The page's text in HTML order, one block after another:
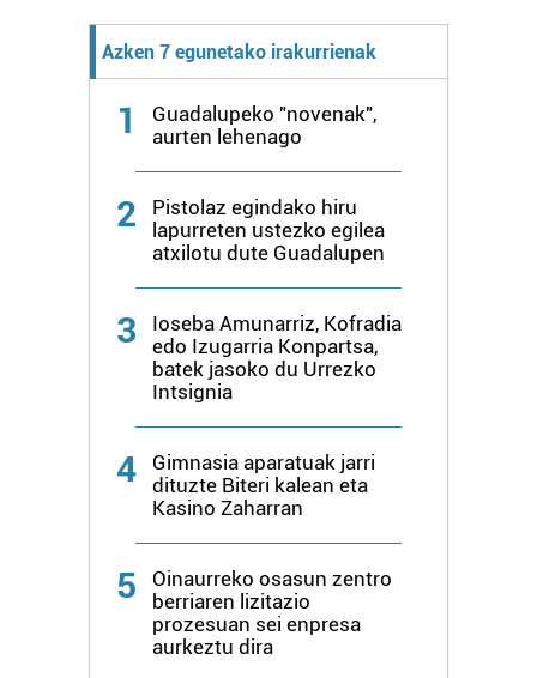
Azken 7 egunetako irakurrienak
1
Guadalupeko "novenak",
aurten lehenago
2
Pistolaz egindako hiru
lapurreten ustezko egilea
atxilotu dute Guadalupen
3
Ioseba Amunarriz, Kofradia
edo Izugarria Konpartsa,
batek jasoko du Urrezko
Intsignia
4
Gimnasia aparatuak jarri
dituzte Biteri kalean eta
Kasino Zaharran
5
Oinaurreko osasun zentro
berriaren lizitazio
prozesuan sei enpresa
aurkeztu dira